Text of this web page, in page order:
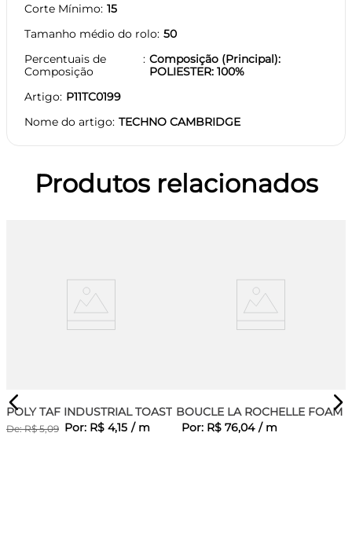
Corte Mínimo 15
Tamanho médio do rolo 50
Percentuais de
Composição
Composição (Principal):
POLIESTER: 100%
Artigo P11TC0199
Nome do artigo TECHNO CAMBRIDGE
Produtos relacionados
POLY TAF INDUSTRIAL TOAST
De:R$ 5,09 Por: R$ 4,15 / m
BOUCLE LA ROCHELLE FOAM
Por: R$ 76,04 / m